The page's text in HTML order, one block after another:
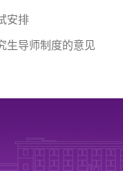
安排
生导师制度的意见